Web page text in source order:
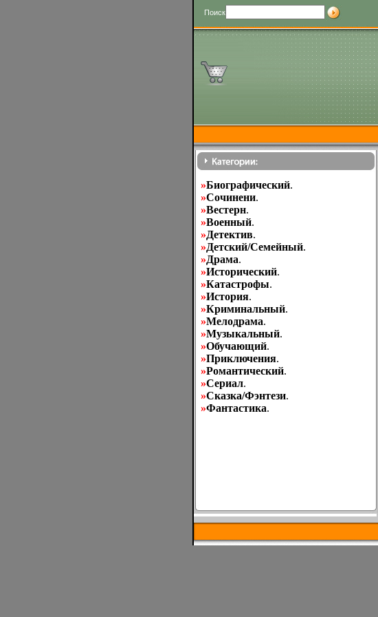
Поиск
»Биографический.
»Cочинени.
»Вестерн.
»Военный.
»Детектив.
»Детский/Семейный.
»Драма.
»Исторический.
»Катастрофы.
»История.
»Криминальный.
»Мелодрама.
»Музыкальный.
»Обучающий.
»Приключения.
»Романтический.
»Сериал.
»Сказка/Фэнтези.
»Фантастика.